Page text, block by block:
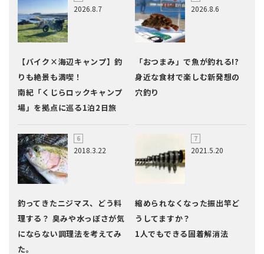
2026.8.7
【バイク×海辺キャンプ】釣
りも絶景も満喫！
南紀「くじらロックキャンプ
場」を拠点に巡る1泊2日旅
2026.8.6
「おつまみ」で魚が釣れる!?
身近な食材で楽しむ新発想の
穴釣り
2018.3.22
釣ってきたニジマス、どう料
理する？ 臭みや水っぽさが気
にならない調理法を考えてみ
た。
2021.5.20
縮められなくなった振出竿ど
うしてますか？
1人でもできる固着解消法